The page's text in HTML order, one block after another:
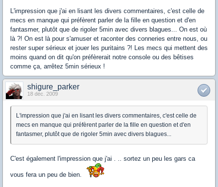
L'impression que j'ai en lisant les divers commentaires, c'est celle de
mecs en manque qui préfèrent parler de la fille en question et d'en
fantasmer, plutôt que de rigoler 5min avec divers blagues... On est où
là ?! On est là pour s'amuser et raconter des conneries entre nous, ou
rester super sérieux et jouer les puritains ?! Les mecs qui mettent des
moins quand on dit qu'on préfèrerait notre console ou des bêtises
comme ça, arrêtez 5min sérieux !
shigure_parker
18 déc. 2009
L'impression que j'ai en lisant les divers commentaires, c'est celle de
mecs en manque qui préfèrent parler de la fille en question et d'en
fantasmer, plutôt que de rigoler 5min avec divers blagues...
C'est également l'impression que j'ai . .. sortez un peu les gars ca
vous fera un peu de bien.